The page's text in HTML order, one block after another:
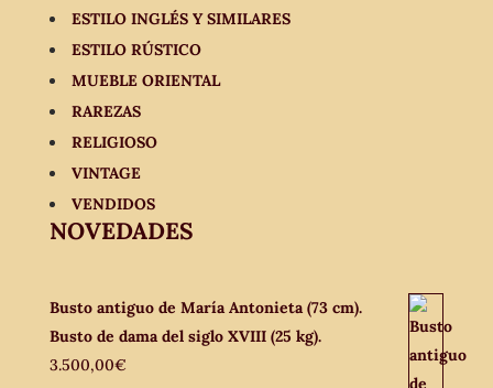
ESTILO INGLÉS Y SIMILARES
ESTILO RÚSTICO
MUEBLE ORIENTAL
RAREZAS
RELIGIOSO
VINTAGE
VENDIDOS
NOVEDADES
Busto antiguo de María Antonieta (73 cm).
Busto de dama del siglo XVIII (25 kg).
3.500,00€